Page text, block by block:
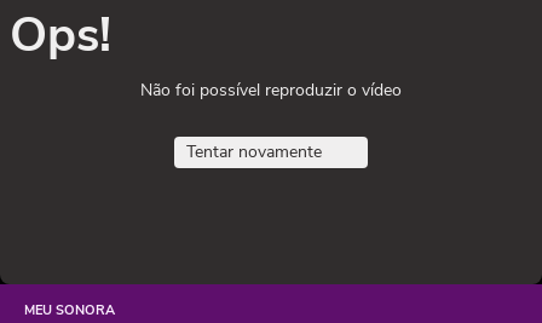
Ops!
Não foi possível reproduzir o vídeo
Tentar novamente
MEU SONORA